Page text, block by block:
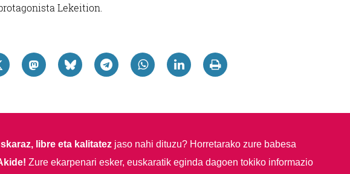
Lekeition.
libre eta kalitatezjaso nahi dituzu? Horretarako zure babesa
Zure ekarpenari esker, euskaratik eginda dagoen tokiko informazio